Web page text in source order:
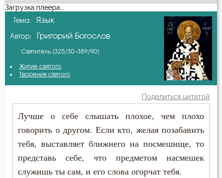
Ангел
Беда
Бедность
Благодарность
Благоразумие
А-я
Авва Дорофей
Амвросий Оптинский (Гренков)
Антоний Великий
Антоний Оптинский (Путилов)
Афанасий Великий
Василий Великий
Загрузка плеера...
Тема: Язык
Автор: Григорий Богослов
Святитель (325/30–389/90)
Житие святого
Творения святого
Поделиться цитатой
Лучше о себе слышать плохое, чем плохо
говорить о другом. Если кто, желая позабавить
тебя, выставляет ближнего на посмешище, то
представь себе, что предметом насмешек
служишь ты сам, и его слова огорчат тебя.